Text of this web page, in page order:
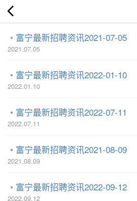
富宁最新招聘资讯2021-07-05
2021.07.05
富宁最新招聘资讯2022-01-10
2022.01.10
富宁最新招聘资讯2022-07-11
2022.07.11
富宁最新招聘资讯2021-08-09
2021.08.09
富宁最新招聘资讯2022-09-12
2022.09.12